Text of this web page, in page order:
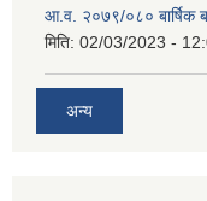
आ.व. २०७९/०८० बार्षिक
मिति: 02/03/2023 -
अन्य